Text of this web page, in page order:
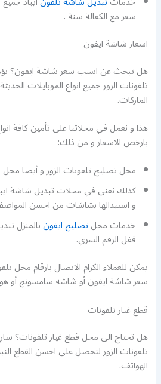
سعر مع الكفالة سنة .
اسعار شاشة ايفون
هل تبحث عن انسب سعر شاشة ايفون؟
تلفونات الزور جميع انواع الموبايلات
الماركات.
هذا و نعمل في محلاتنا على تأمين كافة
بارخص الاسعار و من ذلك:
محل تصليح تلفونات الزور و أيضا محل
كذلك نعنى في محلات تبديل شاشة
و استبدالها بشاشات من احسن
خدمات محلتصليح ايفونبالمنزل
قفل الرقم السري.
يمكن للعملاء الكرام الاتصال بارقام محل
سعر شاشة ايفون أو شاشة سامسونج أو
قطع غيار تلفونات
هل تحتاج الى محل قطع غيار تلفونات؟
تلفونات الزور لتحصل على احسن القطع
الهواتف.